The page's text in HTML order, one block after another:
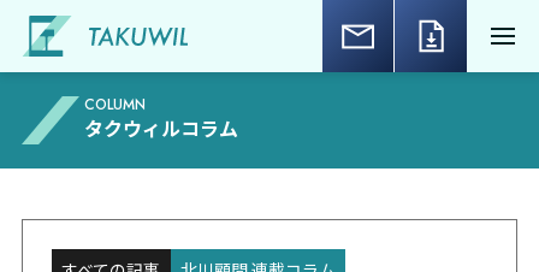
COLUMN
タクウィルコラム